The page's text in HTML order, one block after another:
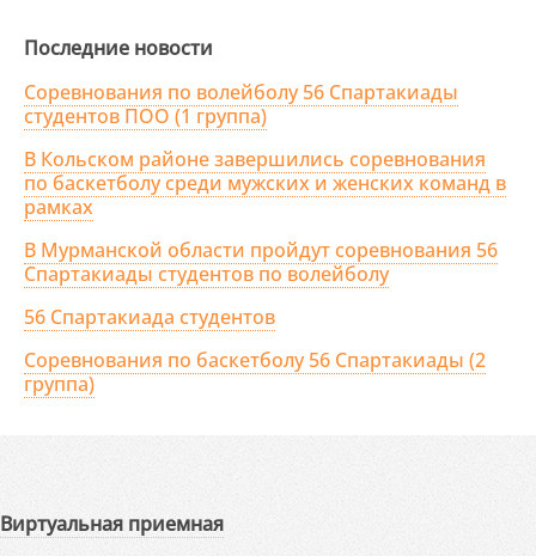
Последние новости
Соревнования по волейболу 56 Спартакиады
студентов ПОО (1 группа)
В Кольском районе завершились соревнования
по баскетболу среди мужских и женских команд в
рамках
В Мурманской области пройдут соревнования 56
Спартакиады студентов по волейболу
56 Спартакиада студентов
Соревнования по баскетболу 56 Спартакиады (2
группа)
Виртуальная приемная